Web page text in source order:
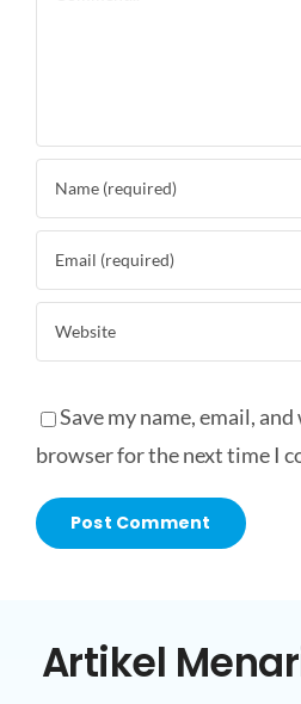
Save my name, email,
browser for the next time I
Artikel